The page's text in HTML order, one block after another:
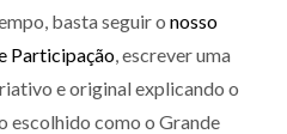
basta seguir o nosso
Participação , escrever uma
e original explicando o
escolhido como o Grande